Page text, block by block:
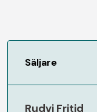
Säljare
Rudvi Fritid